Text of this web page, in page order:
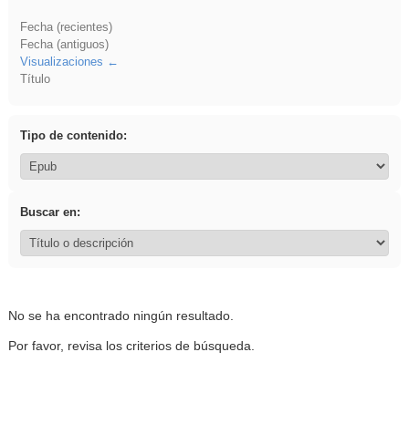
Fecha (recientes)
Fecha (antiguos)
Visualizaciones
Título
Tipo de contenido:
Buscar en:
No se ha encontrado ningún resultado.
Por favor, revisa los criterios de búsqueda.